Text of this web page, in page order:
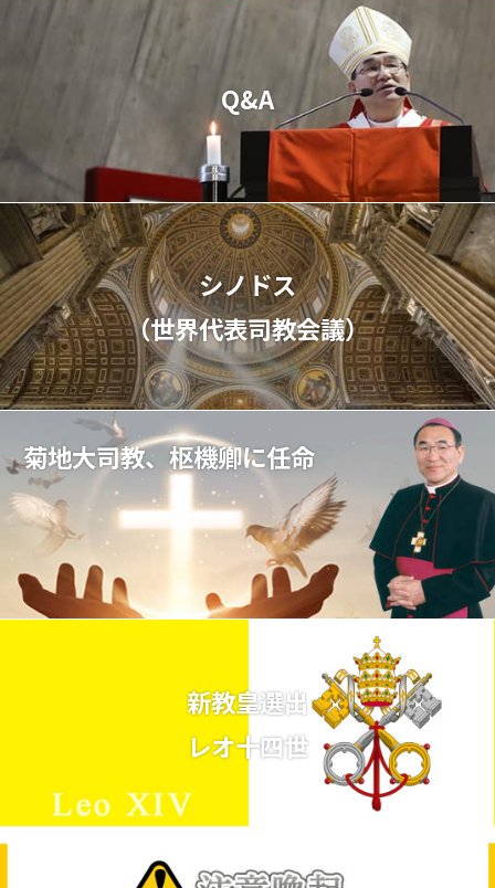
Q&A
シノドス
（世界代表司教会議）
菊地大司教、枢機卿に任命
新教皇選出
レオ十四世